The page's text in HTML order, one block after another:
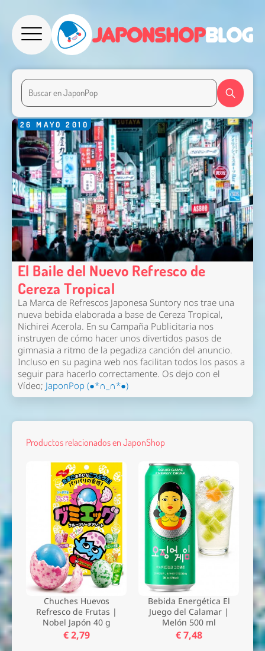
26 MAYO 2010
El Baile del Nuevo Refresco de
Cereza Tropical
La Marca de Refrescos Japonesa Suntory nos trae una
nueva bebida elaborada a base de Cereza Tropical,
Nichirei Acerola. En su Campaña Publicitaria nos
instruyen de cómo hacer unos divertidos pasos de
gimnasia a ritmo de la pegadiza canción del anuncio.
Incluso en su pagina web nos facilitan todos los pasos a
seguir para hacerlo correctamente. Os dejo con el
Vídeo; JaponPop (●*∩_∩*●)
Productos relacionados en JaponShop
Chuches Huevos
Refresco de Frutas |
Nobel Japón 40 g
€ 2,79
Bebida Energética El
Juego del Calamar |
Melón 500 ml
€ 7,48